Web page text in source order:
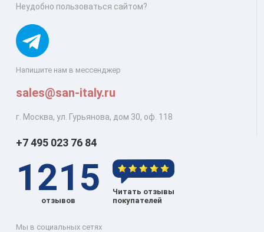
Напишите нам в мессенджер
sales@san-italy.ru
г. Москва, ул. Гурьянова, дом 30, оф. 118
Неудобно пользоваться сайтом?
+7 495 023 76 84
1215
отзывов
Читать отзывы
покупателей
Мы в социальных сетях